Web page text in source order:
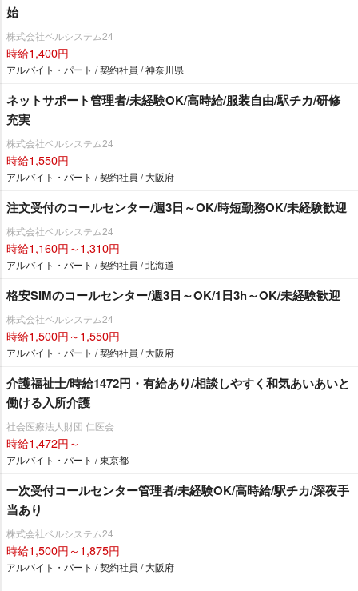
始
株式会社ベルシステム24
時給1,400円
アルバイト・パート / 契約社員 / 神奈川県
ネットサポート管理者/未経験OK/高時給/服装自由/駅チカ/研修
充実
株式会社ベルシステム24
時給1,550円
アルバイト・パート / 契約社員 / 大阪府
注文受付のコールセンター/週3日～OK/時短勤務OK/未経験歓迎
株式会社ベルシステム24
時給1,160円～1,310円
アルバイト・パート / 契約社員 / 北海道
格安SIMのコールセンター/週3日～OK/1日3h～OK/未経験歓迎
株式会社ベルシステム24
時給1,500円～1,550円
アルバイト・パート / 契約社員 / 大阪府
介護福祉士/時給1472円・有給あり/相談しやすく和気あいあいと
働ける入所介護
社会医療法人財団 仁医会
時給1,472円～
アルバイト・パート / 東京都
一次受付コールセンター管理者/未経験OK/高時給/駅チカ/深夜手
当あり
株式会社ベルシステム24
時給1,500円～1,875円
アルバイト・パート / 契約社員 / 大阪府